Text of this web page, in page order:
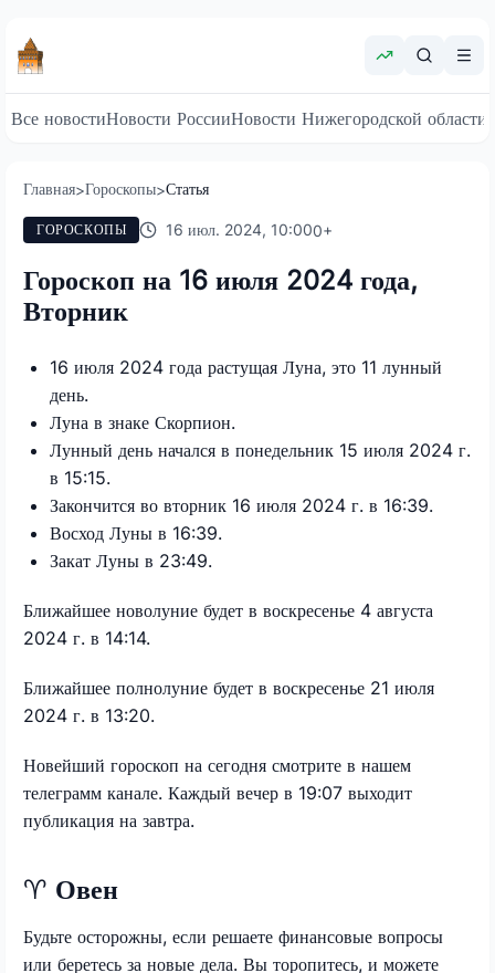
Все новостиНовости РоссииНовости Нижегородской области
Главная>Гороскопы>Статья
ГОРОСКОПЫ 16 июл. 2024, 10:000+
Гороскоп на 16 июля 2024 года,
Вторник
16 июля 2024 года растущая Луна, это 11 лунный
день.
Луна в знаке Скорпион.
Лунный день начался в понедельник 15 июля 2024 г.
в 15:15.
Закончится во вторник 16 июля 2024 г. в 16:39.
Восход Луны в 16:39.
Закат Луны в 23:49.
Ближайшее новолуние будет в воскресенье 4 августа
2024 г. в 14:14.
Ближайшее полнолуние будет в воскресенье 21 июля
2024 г. в 13:20.
Новейший гороскоп на сегодня смотрите в нашем
телеграмм канале. Каждый вечер в 19:07 выходит
публикация на завтра.
♈ Овен
Будьте осторожны, если решаете финансовые вопросы
или беретесь за новые дела. Вы торопитесь, и можете